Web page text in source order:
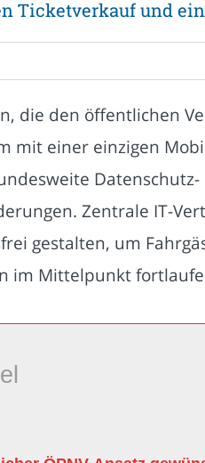
Ticketverkauf und
die den öffentlichen
mit einer einzigen
Datenschutz-
Zentrale IT-
gestalten, um
im Mittelpunkt